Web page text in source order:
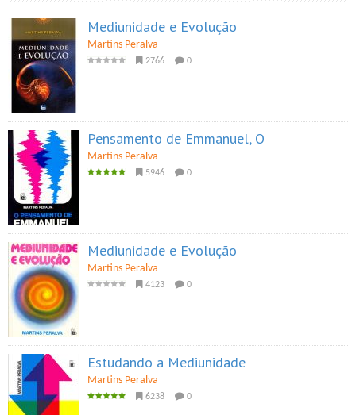
Mediunidade e Evolução
Martins Peralva
2766 0
Pensamento de Emmanuel, O
Martins Peralva
5946 0
Mediunidade e Evolução
Martins Peralva
4123 0
Estudando a Mediunidade
Martins Peralva
6238 0